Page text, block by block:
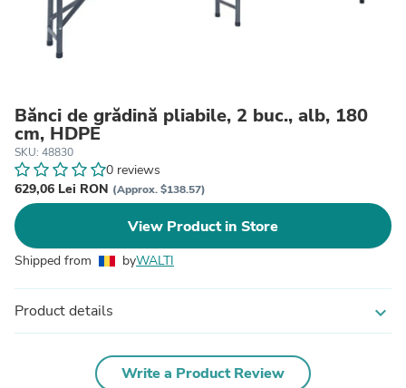
Bănci de grădină pliabile, 2 buc., alb, 180
cm, HDPE
SKU: 48830
0 reviews
629,06 Lei RON (Approx. $138.57)
View Product in Store
Shipped from byWALTI
Product details expand_more
Write a Product Review